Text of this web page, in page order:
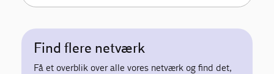
Find flere netværk
Få et overblik over alle vores netværk og find det,